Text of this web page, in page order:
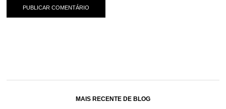
MAIS RECENTE DE BLOG